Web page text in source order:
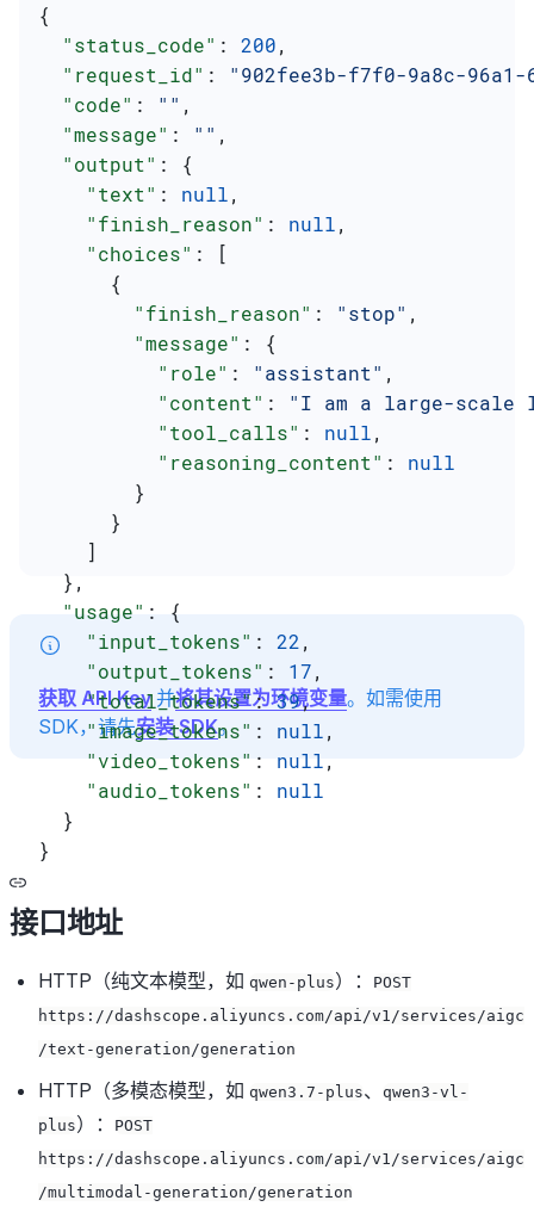
{
  "status_code"
: 200,
  "request_id"
: "902fee3b-f7f0-9a8c-96a1-
  "code"
: "" ,
  "message"
: "" ,
  "output"
: {
    "text"
: null,
    "finish_reason"
: null,
    "choices"
: [
      {
        "finish_reason"
: "stop" ,
        "message"
: {
          "role"
: "assistant" ,
          "content"
: "I am a large-scale
          "tool_calls"
: null,
          "reasoning_content"
: null
        }
      }
    ]
  },
  "usage"
: {
    "input_tokens"
: 22 ,
    "output_tokens"
: 17,
    "total_tokens"
: 39,
    "image_tokens"
: null,
    "video_tokens"
: null,
    "audio_tokens"
: null
  }
}
获取 API Key并将其设置为环境变量。如需使用
SDK，请先安装 SDK。
接口地址
HTTP（纯文本模型，如 qwen-plus）：
POST
https://dashscope.aliyuncs.com/api/v1/services/aigc
/text-generation/generation
HTTP（多模态模型，如 qwen3.7-plus、
qwen3-vl-
plus）：
POST
https://dashscope.aliyuncs.com/api/v1/services/aigc
/multimodal-generation/generation